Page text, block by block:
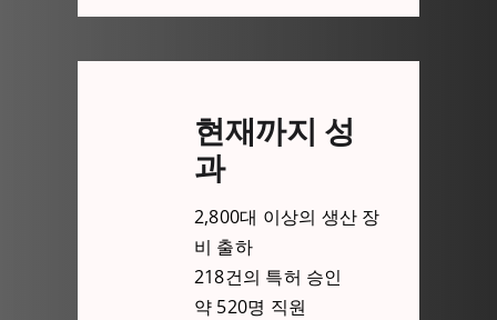
현재까지 성
과
2,800대 이상의 생산 장
비 출하
218건의 특허 승인
약 520명 직원